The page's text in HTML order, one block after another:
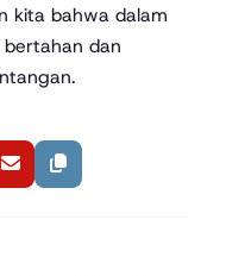
kita bahwa dalam
dan